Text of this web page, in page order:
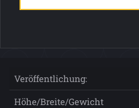
Veröffentlichung:
Höhe/Breite/Gewicht